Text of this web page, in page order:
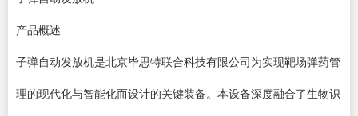
产品概述
子弹自动发放机是北京毕思特联合科技有限公司为实现靶场弹药管
理的现代化与智能化而设计的关键装备。本设备深度融合了生物识